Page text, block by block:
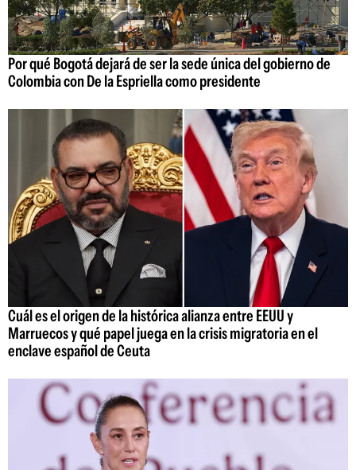
Por qué Bogotá dejará de ser la sede única del gobierno de
Colombia con De la Espriella como presidente
Cuál es el origen de la histórica alianza entre EEUU y
Marruecos y qué papel juega en la crisis migratoria en el
enclave español de Ceuta